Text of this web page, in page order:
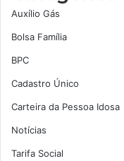
Auxílio Gás
Bolsa Família
BPC
Cadastro Único
Carteira da Pessoa Idosa
Notícias
Tarifa Social